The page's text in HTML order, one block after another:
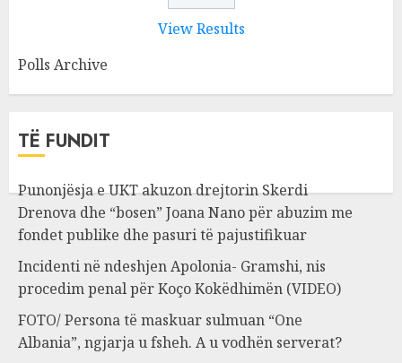
View Results
Polls Archive
TË FUNDIT
Punonjësja e UKT akuzon drejtorin Skerdi
Drenova dhe “bosen” Joana Nano për abuzim me
fondet publike dhe pasuri të pajustifikuar
Incidenti në ndeshjen Apolonia- Gramshi, nis
procedim penal për Koço Kokëdhimën (VIDEO)
FOTO/ Persona të maskuar sulmuan “One
Albania”, ngjarja u fsheh. A u vodhën serverat?